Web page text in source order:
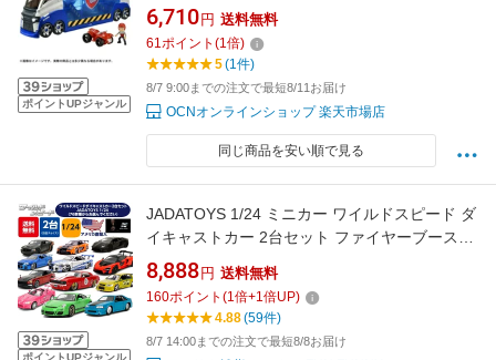
ポイントUPジャンル
4904810947615
6,710 円 送料無料
61ポイント (1倍)
5(1件)
8/7 9:00までの注文で最短8/11お届け
OCNオンラインショップ 楽天市場店
同じ商品を安い順で見る
JADATOYS 1/24 ミニカー ワイルドスピード ダ
イキャストカー 2台セット ファイヤーブースト
ダイキャスト 車 ワイルドスピード グッズ ワイ
スピ アメ車 車 おもちゃ 新作 ファスト X スー
パーコンボ ジェットブレイク ハン 福袋 ファス
トX ギフト プレゼント 映画グッズ
8,888 円 送料無料
160ポイント (1倍+1倍UP)
4.88(59件)
8/7 14:00までの注文で最短8/8お届け